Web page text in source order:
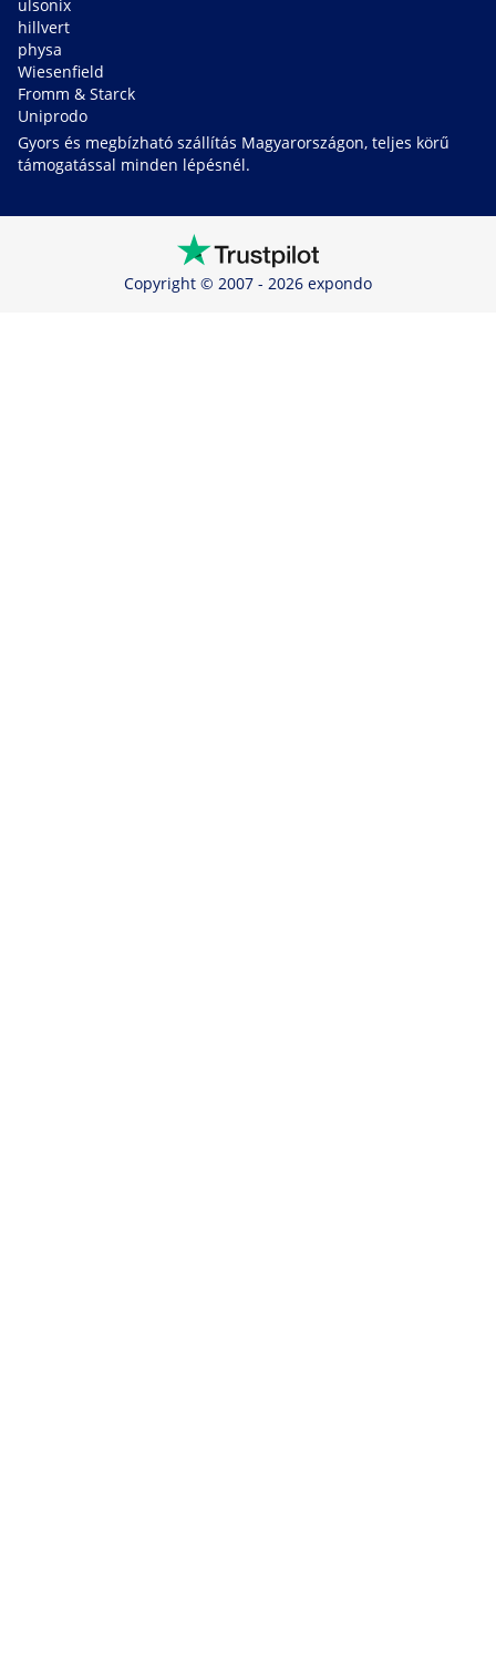
ulsonix
hillvert
physa
Wiesenfield
Fromm & Starck
Uniprodo
Gyors és megbízható szállítás Magyarországon, teljes körű
támogatással minden lépésnél.
Copyright © 2007 - 2026 expondo